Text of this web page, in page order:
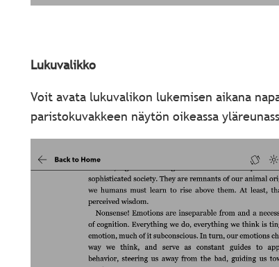
Lukuvalikko
Voit avata lukuvalikon lukemisen aikana
paristokuvakkeen näytön oikeassa